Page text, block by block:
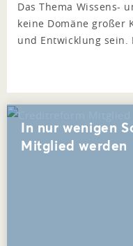
Das Thema Wissens-
keine Domäne großer
und Entwicklung
In nur wenigen
Mitglied werden